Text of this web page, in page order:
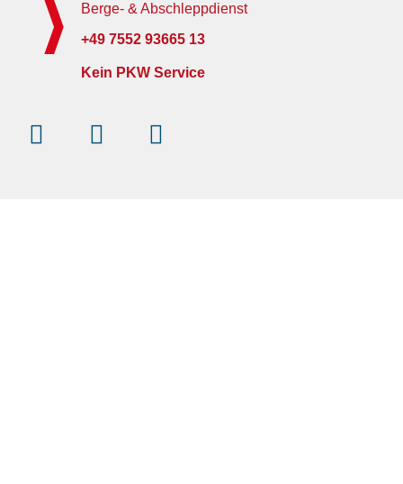
Berge- & Abschleppdienst
+49 7552 93665 13
Kein PKW Service
InstagramFacebook-
f
Youtube